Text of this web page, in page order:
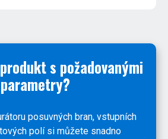
s požadovanými
parametry?
posuvných bran, vstupních
polí si můžete snadno